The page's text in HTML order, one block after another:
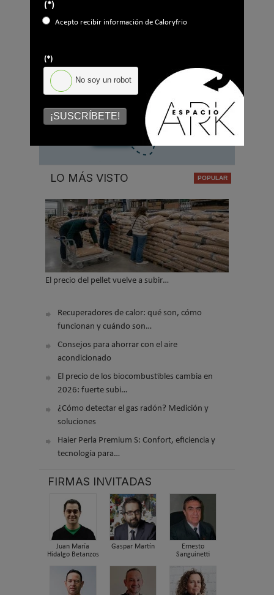
Ocupación
No soy un robot
LO MÁS VISTO
El precio del pellet vuelve a subir…
Recuperadores de calor: qué son, cómo
funcionan y cuándo son…
Consejos para ahorrar con el aire
acondicionado
El precio de los biocombustibles cambia en
2026: fuerte subi…
¿Cómo detectar el gas radón? Medición y
soluciones
Haier Perla Premium S: Confort, eficiencia y
tecnología para…
FIRMAS INVITADAS
Juan María
Hidalgo Betanzos
Gaspar Martín
Ernesto
Sanguinetti
(*)
Acepto recibir información de Caloryfrio
(*)
No soy un robot
¡SUSCRÍBETE!